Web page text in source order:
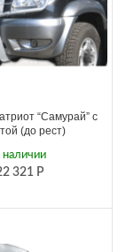
“Самурай” с
(до рест)
321 Р
наличии